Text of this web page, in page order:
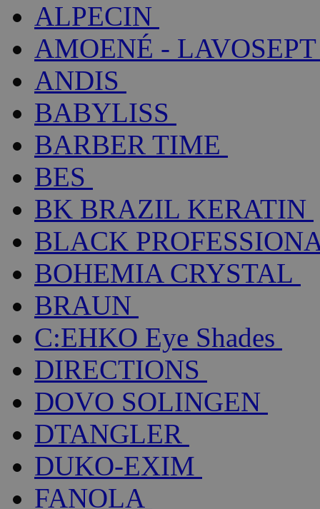
ALPECIN
AMOENÉ - LAVOSEPT
ANDIS
BABYLISS
BARBER TIME
BES
BK BRAZIL KERATIN
BLACK
BOHEMIA CRYSTAL
BRAUN
C:EHKO Eye Shades
DIRECTIONS
DOVO SOLINGEN
DTANGLER
DUKO-EXIM
FANOLA